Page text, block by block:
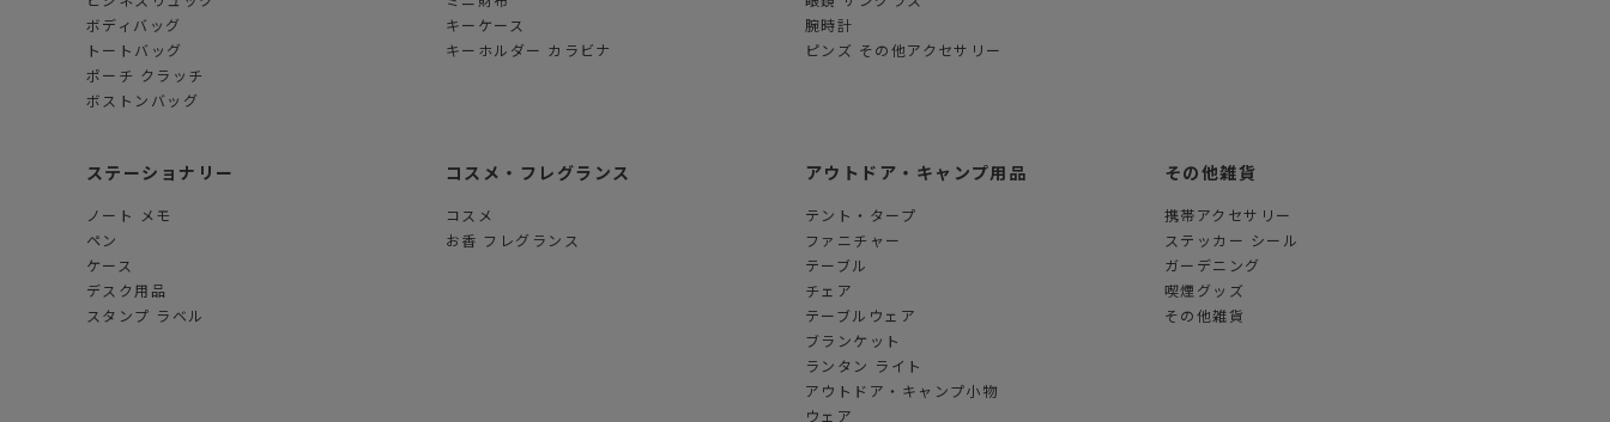
ボディバッグ
トートバッグ
ポーチ クラッチ
ボストンバッグ
キーケース
キーホルダー カラビナ
腕時計
ピンズ その他アクセサリー
ステーショナリー
ノート メモ
ペン
ケース
デスク用品
スタンプ ラベル
コスメ・フレグランス
コスメ
お香 フレグランス
アウトドア・キャンプ用品
テント・タープ
ファニチャー
テーブル
チェア
テーブルウェア
ブランケット
ランタン ライト
アウトドア・キャンプ小物
ウェア
その他雑貨
携帯アクセサリー
ステッカー シール
ガーデニング
喫煙グッズ
その他雑貨